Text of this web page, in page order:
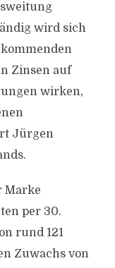
wird sich
Zinsen auf
wirken,
Jürgen
Marke
per 30.
rund 121
Zuwachs von